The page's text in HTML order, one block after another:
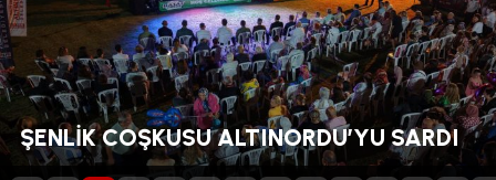
ŞENLİK COŞKUSU ALTINORDU’YU SARDI